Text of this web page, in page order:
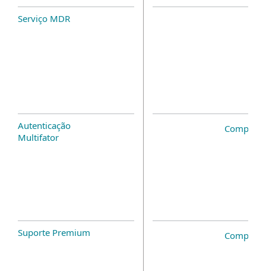
Serviço MDR
Autenticação
Multifator
Suporte Premium